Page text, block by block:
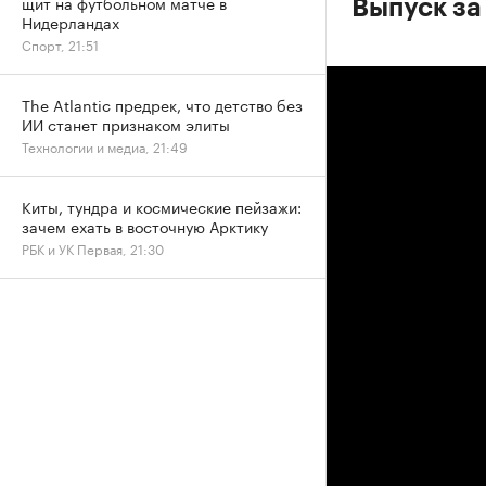
Выпуск
Нидерландах
Спорт, 21:51
The Atlantic предрек, что детство без
ИИ станет признаком элиты
Технологии и медиа, 21:49
Киты, тундра и космические пейзажи:
зачем ехать в восточную Арктику
РБК и УК Первая, 21:30